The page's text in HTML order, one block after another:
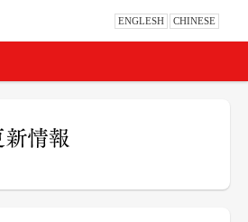
ENGLESH CHINESE